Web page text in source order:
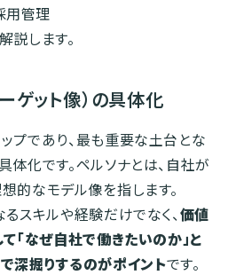
用管理
説します。
ゲット像）の具体化
プであり、最も重要な土台とな
化です。ペルソナとは、自社が
的なモデル像を指します。
スキルや経験だけでなく、価値
「なぜ自社で働きたいのか」と
深掘りするのがポイントです。